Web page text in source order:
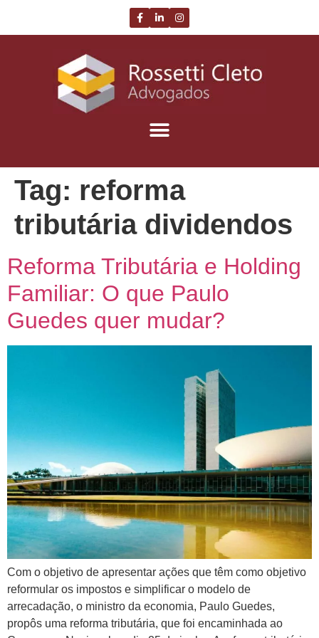
Tag: reforma
tributária dividendos
Reforma Tributária e Holding
Familiar: O que Paulo
Guedes quer mudar?
Com o objetivo de apresentar ações que têm como objetivo
reformular os impostos e simplificar o modelo de
arrecadação, o ministro da economia, Paulo Guedes,
propôs uma reforma tributária, que foi encaminhada ao